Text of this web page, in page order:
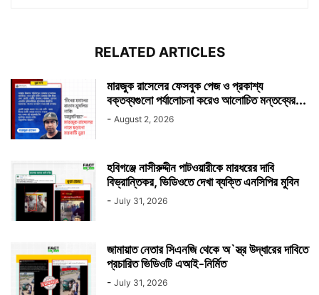
RELATED ARTICLES
মারজুক রাসেলের ফেসবুক পেজ ও প্রকাশ্য
বক্তব্যগুলো পর্যালোচনা করেও আলোচিত মন্তব্যের...
- August 2, 2026
হবিগঞ্জে নাসীরুদ্দীন পাটওয়ারীকে মারধরের দাবি
বিভ্রান্তিকর, ভিডিওতে দেখা ব্যক্তি এনসিপির মুবিন
- July 31, 2026
জামায়াত নেতার সিএনজি থেকে অ`স্ত্র উদ্ধারের দাবিতে
প্রচারিত ভিডিওটি এআই-নির্মিত
- July 31, 2026